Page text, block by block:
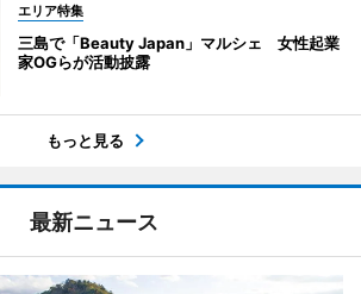
エリア特集
三島で「Beauty Japan」マルシェ 女性起業
家OGらが活動披露
もっと見る
最新ニュース